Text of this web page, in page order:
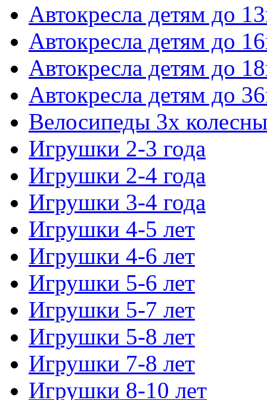
Автокресла детям до
Автокресла детям до
Автокресла детям до
Автокресла детям до
Велосипеды 3х
Игрушки 2-3 года
Игрушки 2-4 года
Игрушки 3-4 года
Игрушки 4-5 лет
Игрушки 4-6 лет
Игрушки 5-6 лет
Игрушки 5-7 лет
Игрушки 5-8 лет
Игрушки 7-8 лет
Игрушки 8-10 лет